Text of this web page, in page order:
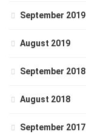
September 2019
August 2019
September 2018
August 2018
September 2017